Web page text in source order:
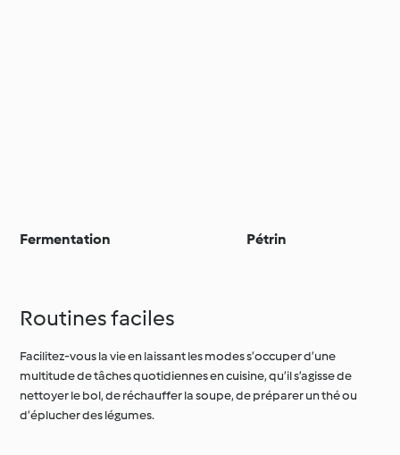
Fermentation Pétrin
Routines faciles
Facilitez-vous la vie en laissant les modes s’occuper d’une
multitude de tâches quotidiennes en cuisine, qu’il s’agisse de
nettoyer le bol, de réchauffer la soupe, de préparer un thé ou
d’éplucher des légumes.